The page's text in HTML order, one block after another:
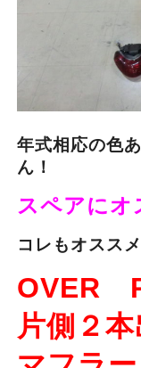
年式相応の色
ん！
スペアにオ
コレもオスス
OVER
片側２